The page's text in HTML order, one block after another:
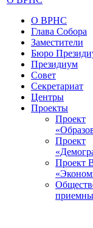
О ВРНС
Глава Собора
Заместители
Бюро
Президиум
Совет
Секретариат
Центры
Проекты
Проект
Проект
Проект